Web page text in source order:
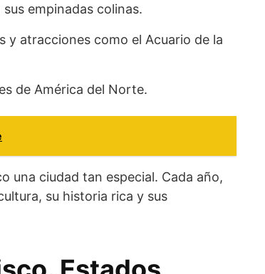
empinadas colinas.
y atracciones como el Acuario de la
de América del Norte.
una ciudad tan especial. Cada año,
su historia rica y sus